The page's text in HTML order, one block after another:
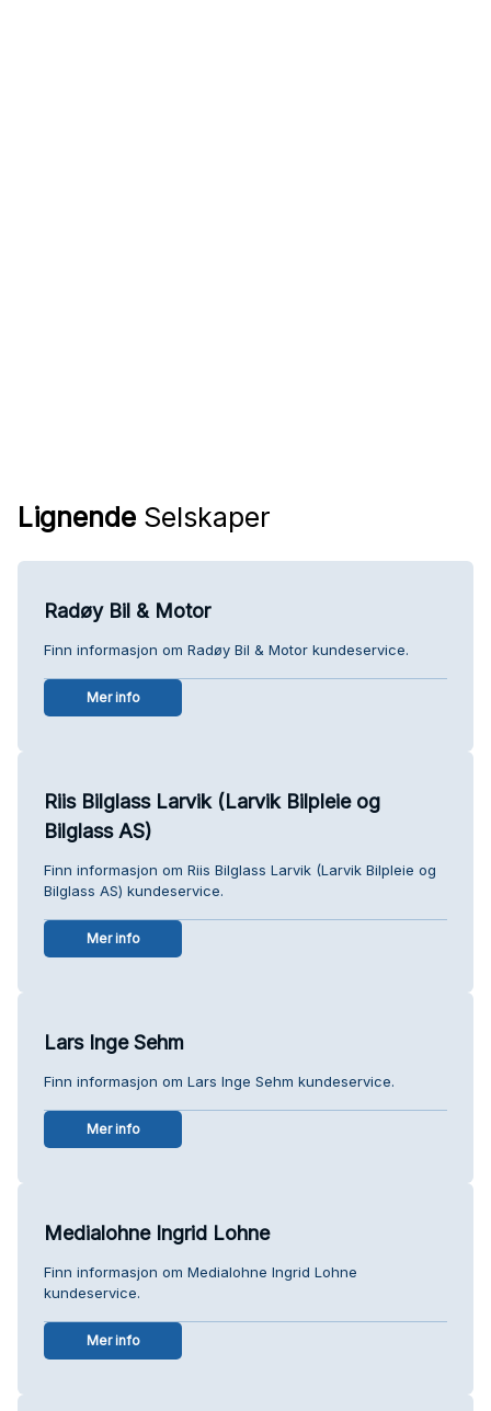
Lignende Selskaper
Radøy Bil & Motor
Finn informasjon om Radøy Bil & Motor kundeservice.
Mer info
Riis Bilglass Larvik (Larvik Bilpleie og
Bilglass AS)
Finn informasjon om Riis Bilglass Larvik (Larvik Bilpleie og
Bilglass AS) kundeservice.
Mer info
Lars Inge Sehm
Finn informasjon om Lars Inge Sehm kundeservice.
Mer info
Medialohne Ingrid Lohne
Finn informasjon om Medialohne Ingrid Lohne
kundeservice.
Mer info